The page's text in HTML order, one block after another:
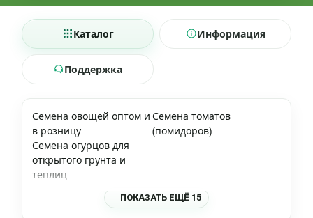
Каталог Информация
Поддержка
Семена овощей оптом и
в розницу
Семена томатов
(помидоров)
Семена огурцов для
открытого грунта и
теплиц
ПОКАЗАТЬ ЕЩЁ 15